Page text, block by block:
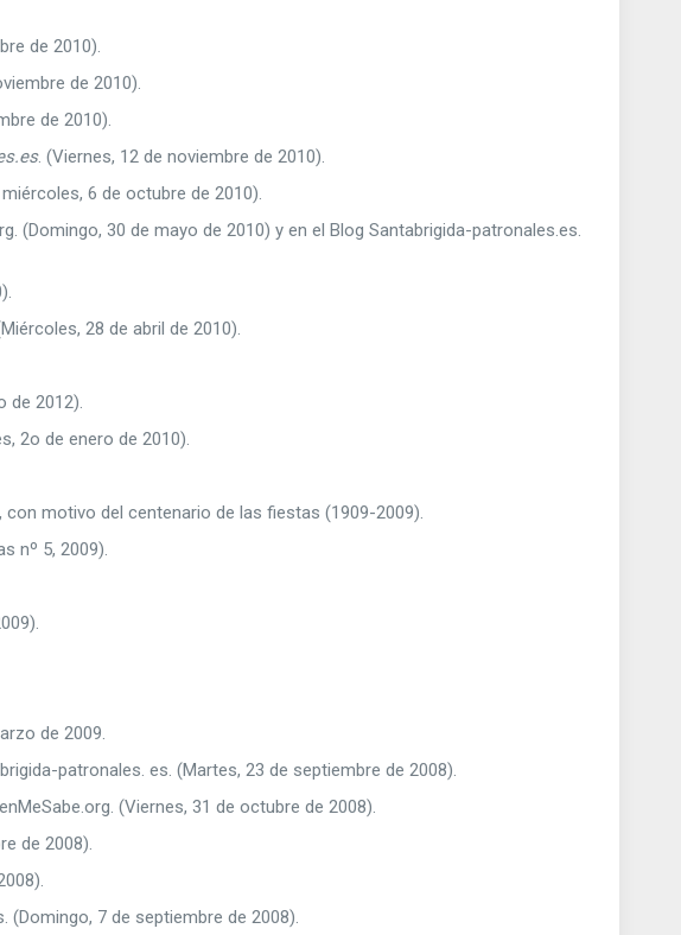
de 2010).
de 2010).
de 2010).
. (Viernes, 12 de noviembre de 2010).
miércoles, 6 de octubre de 2010).
(Domingo, 30 de mayo de 2010) y en el Blog Santabrigida-patronales.es.
28 de abril de 2010).
de 2012).
2o de enero de 2010).
con motivo del centenario de las fiestas (1909-2009).
nº 5, 2009).
de 2009.
patronales. es. (Martes, 23 de septiembre de 2008).
(Viernes, 31 de octubre de 2008).
de 2008).
(Domingo, 7 de septiembre de 2008).